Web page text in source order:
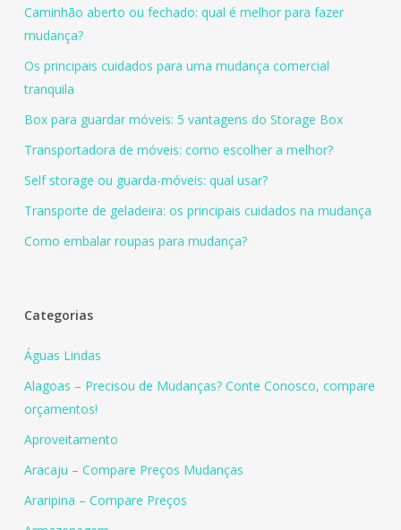
Caminhão aberto ou fechado: qual é melhor para fazer
mudança?
Os principais cuidados para uma mudança comercial
tranquila
Box para guardar móveis: 5 vantagens do Storage Box
Transportadora de móveis: como escolher a melhor?
Self storage ou guarda-móveis: qual usar?
Transporte de geladeira: os principais cuidados na mudança
Como embalar roupas para mudança?
Categorias
Águas Lindas
Alagoas – Precisou de Mudanças? Conte Conosco, compare
orçamentos!
Aproveitamento
Aracaju – Compare Preços Mudanças
Araripina – Compare Preços